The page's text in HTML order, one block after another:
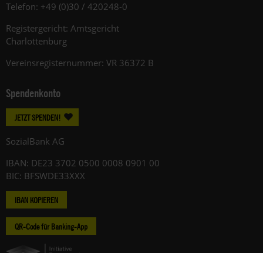
Telefon: +49 (0)30 / 420248-0
Registergericht: Amtsgericht
Charlottenburg
Vereinsregisternummer: VR 36372 B
Spendenkonto
JETZT SPENDEN!
SozialBank AG
IBAN: DE23 3702 0500 0008 0901 00
BIC: BFSWDE33XXX
IBAN KOPIEREN
QR-Code für Banking-App